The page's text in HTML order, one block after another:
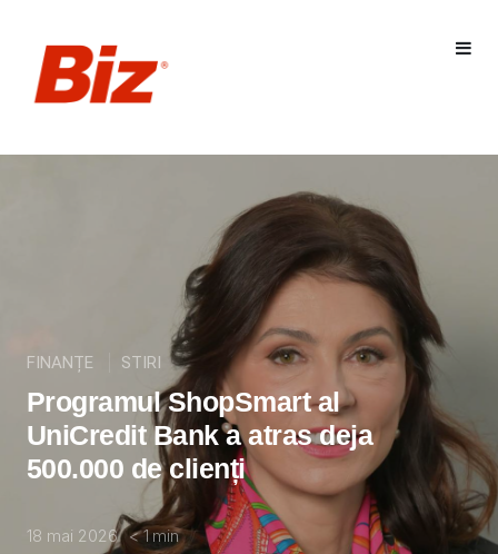
FINANȚE STIRI
Programul ShopSmart al
UniCredit Bank a atras deja
500.000 de clienți
18 mai 2026 < 1min